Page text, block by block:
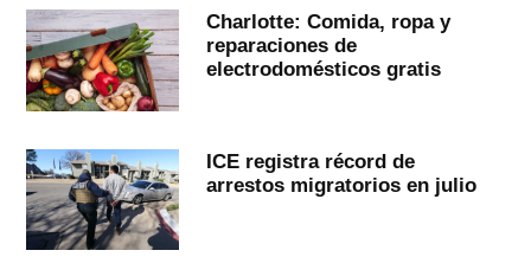
Charlotte: Comida, ropa y
reparaciones de
electrodomésticos gratis
ICE registra récord de
arrestos migratorios en julio